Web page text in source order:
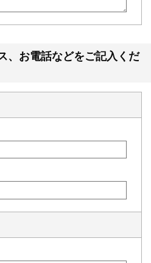
、お電話などをご記入くだ